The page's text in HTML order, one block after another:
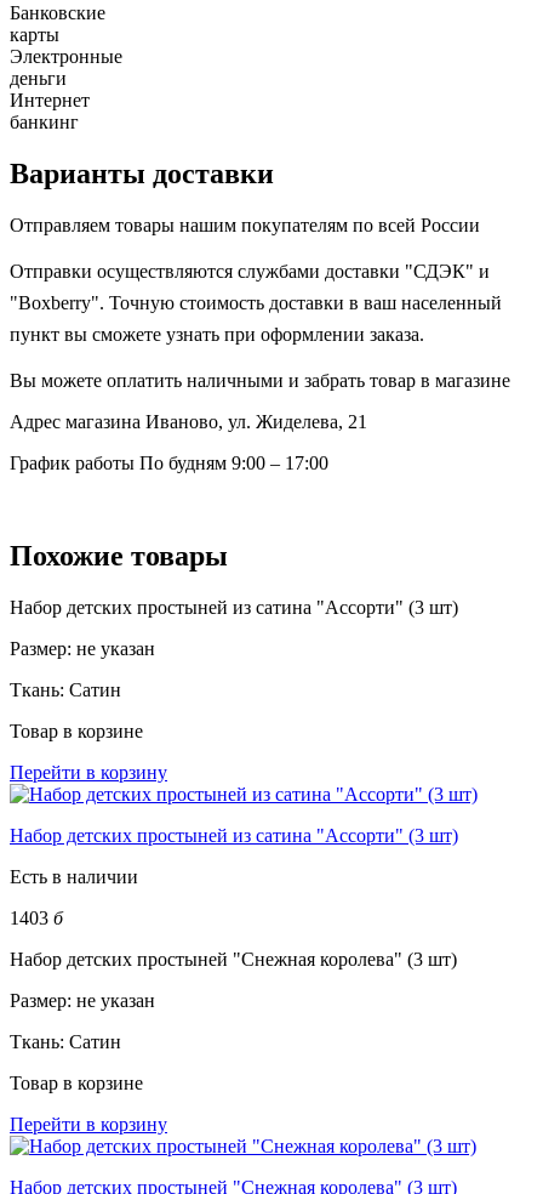
Банковские
карты
Электронные
деньги
Интернет
банкинг
Варианты доставки
Отправляем товары нашим покупателям по всей России
Отправки осуществляются службами доставки "СДЭК" и
"Boxberry". Точную стоимость доставки в ваш населенный
пункт вы сможете узнать при оформлении заказа.
Вы можете оплатить наличными и забрать товар в магазине
Адрес магазина Иваново, ул. Жиделева, 21
График работы По будням 9:00 – 17:00
Похожие товары
Набор детских простыней из сатина "Ассорти" (3 шт)
Размер: не указан
Ткань: Сатин
Товар в корзине
Перейти в корзину
Набор детских простыней из сатина "Ассорти" (3 шт)
Есть в наличии
1403 б
Набор детских простыней "Снежная королева" (3 шт)
Размер: не указан
Ткань: Сатин
Товар в корзине
Перейти в корзину
Набор детских простыней "Снежная королева" (3 шт)